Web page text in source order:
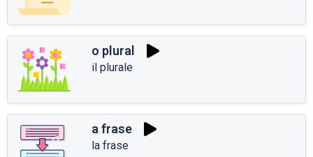
o plural
il plurale
a frase
la frase